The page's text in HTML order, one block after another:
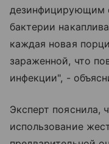
дезинфицирующим
бактерии
каждая новая
зараженной, что
инфекции", -
Эксперт пояснила,
использование